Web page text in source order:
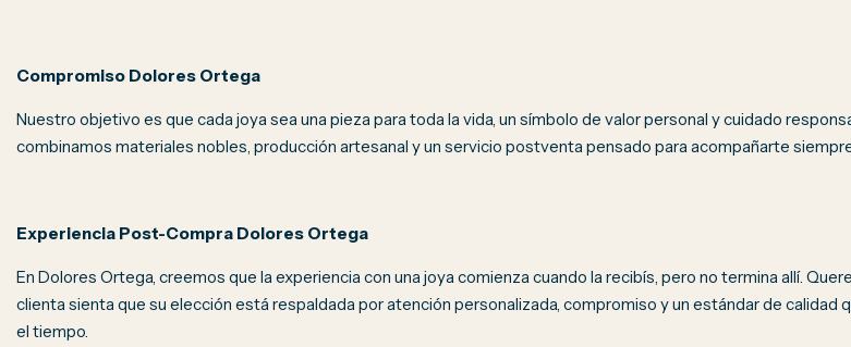
Compromiso Dolores Ortega
Nuestro objetivo es que cada joya sea una pieza para toda la vida, un símbolo de valor personal y cuidado
combinamos materiales nobles, producción artesanal y un servicio postventa pensado para acompañarte
Experiencia Post-Compra Dolores Ortega
En Dolores Ortega, creemos que la experiencia con una joya comienza cuando la recibís, pero no termina allí.
clienta sienta que su elección está respaldada por atención personalizada, compromiso y un estándar de calidad
el tiempo.